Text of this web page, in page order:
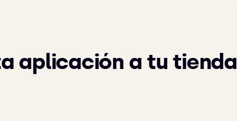
aplicación a tu tienda